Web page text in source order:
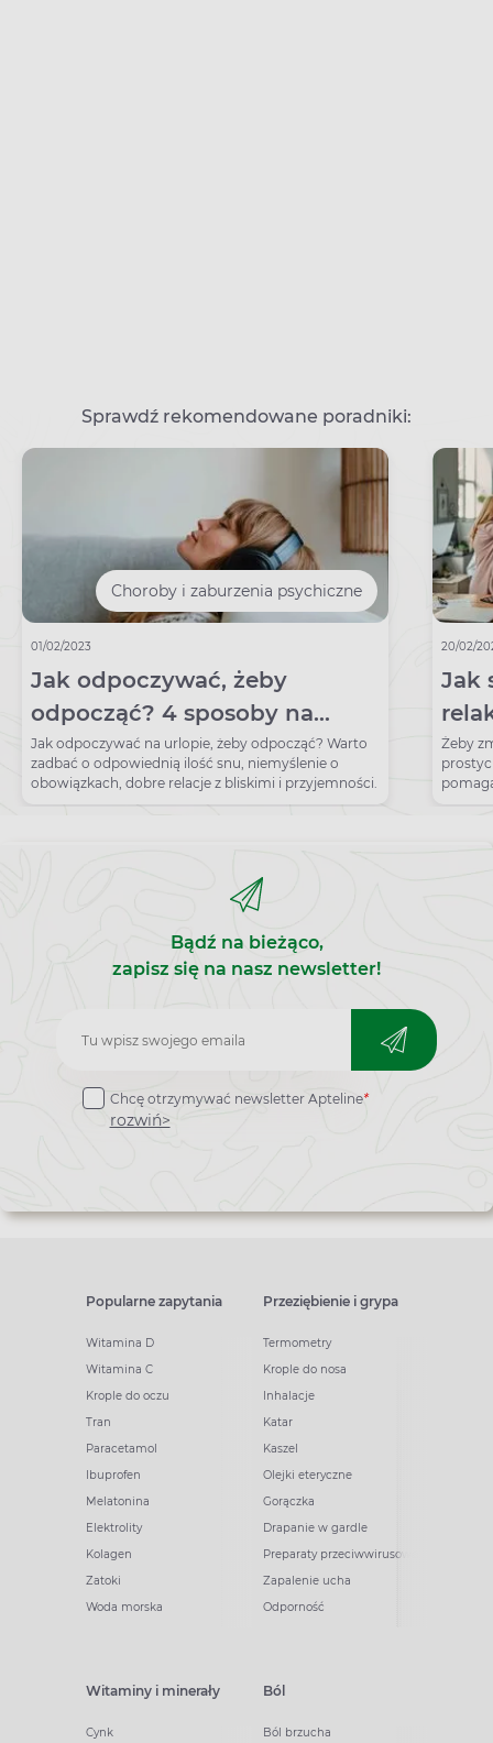
Sprawdź rekomendowane poradniki:
Choroby i zaburzenia psychiczne
01/02/2023
Jak odpoczywać, żeby
odpocząć? 4 sposoby na
skuteczny wypoczynek
Jak odpoczywać na urlopie, żeby odpocząć? Warto
zadbać o odpowiednią ilość snu, niemyślenie o
obowiązkach, dobre relacje z bliskimi i przyjemności.
20/02/
Jak
Żeby
Bądź na bieżąco,
zapisz się na nasz newsletter!
Zapisz
do
newslettera
Chcę otrzymywać newsletter Apteline*
rozwiń>
Popularne zapytania
Witamina D
Witamina C
Krople do oczu
Tran
Paracetamol
Ibuprofen
Melatonina
Elektrolity
Kolagen
Zatoki
Woda morska
Przeziębienie i grypa
Termometry
Krople do nosa
Inhalacje
Katar
Kaszel
Olejki eteryczne
Gorączka
Drapanie w gardle
Preparaty przeciwwirusowe
Zapalenie ucha
Odporność
Witaminy i minerały
Cynk
Ból
Ból brzucha